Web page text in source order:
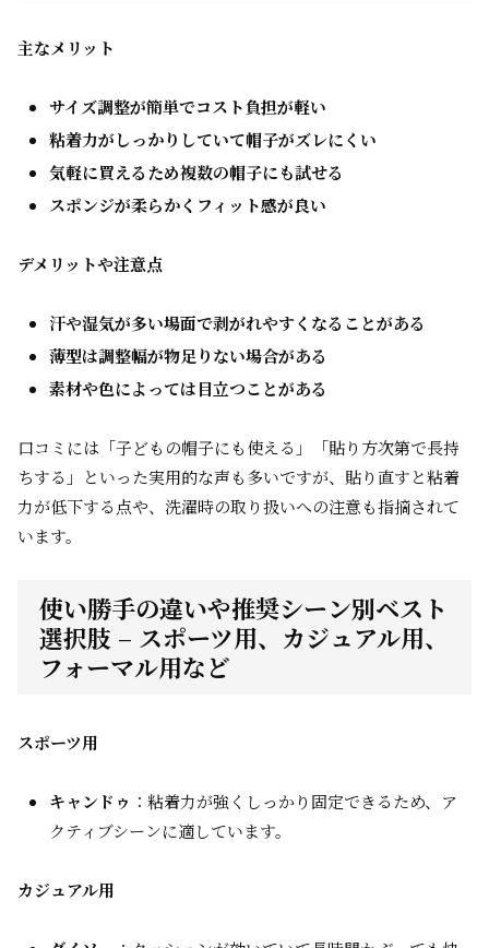
主なメリット
サイズ調整が簡単でコスト負担が軽い
粘着力がしっかりしていて帽子がズレにくい
気軽に買えるため複数の帽子にも試せる
スポンジが柔らかくフィット感が良い
デメリットや注意点
汗や湿気が多い場面で剥がれやすくなることがある
薄型は調整幅が物足りない場合がある
素材や色によっては目立つことがある
口コミには「子どもの帽子にも使える」「貼り方次第で長持
ちする」といった実用的な声も多いですが、貼り直すと粘着
力が低下する点や、洗濯時の取り扱いへの注意も指摘されて
います。
使い勝手の違いや推奨シーン別ベスト
選択肢 – スポーツ用、カジュアル用、
フォーマル用など
スポーツ用
キャンドゥ ：粘着力が強くしっかり固定できるため、ア
クティブシーンに適しています。
カジュアル用